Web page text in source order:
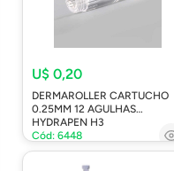
U$ 0,20
DERMAROLLER CARTUCHO
0.25MM 12 AGULHAS
HYDRAPEN H3
Cód: 6448